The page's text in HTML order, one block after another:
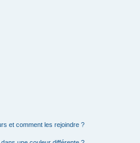
et comment les rejoindre ?